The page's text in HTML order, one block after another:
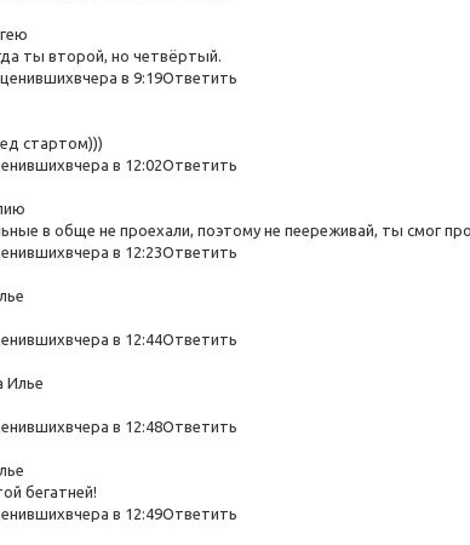
ты второй, но четвёртый.
в 9:19Ответить
стартом)))
в 12:02Ответить
в обще не проехали, поэтому не пеереживай, ты смог
в 12:23Ответить
в 12:44Ответить
Илье
в 12:48Ответить
бегатней!
в 12:49Ответить